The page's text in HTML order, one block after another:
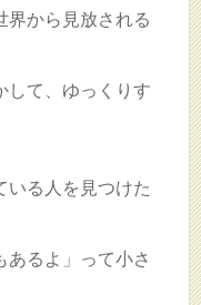
界から見放される
して、ゆっくりす
いる人を見つけた
あるよ」って小さ